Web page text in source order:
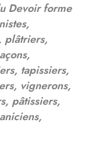
Devoir forme
plâtriers,
tapissiers,
vignerons,
pâtissiers,